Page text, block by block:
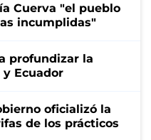
Cuerva "el pueblo
incumplidas"
profundizar la
Ecuador
oficializó la
de los prácticos